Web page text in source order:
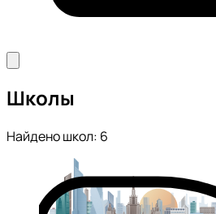
Школы
Найдено школ: 6